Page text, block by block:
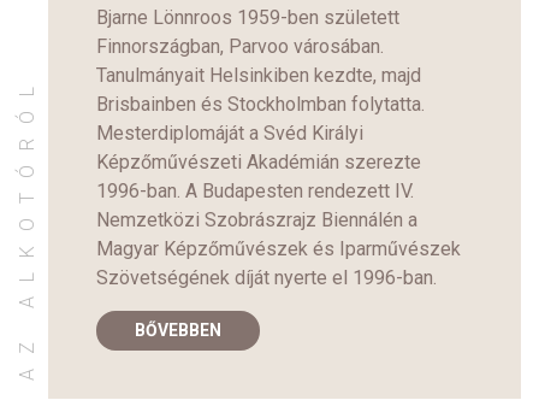
AZ ALKOTÓRÓL
Bjarne Lönnroos 1959-ben született
Finnországban, Parvoo városában.
Tanulmányait Helsinkiben kezdte, majd
Brisbainben és Stockholmban folytatta.
Mesterdiplomáját a Svéd Királyi
Képzőművészeti Akadémián szerezte
1996-ban. A Budapesten rendezett IV.
Nemzetközi Szobrászrajz Biennálén a
Magyar Képzőművészek és Iparművészek
Szövetségének díját nyerte el 1996-ban.
BŐVEBBEN